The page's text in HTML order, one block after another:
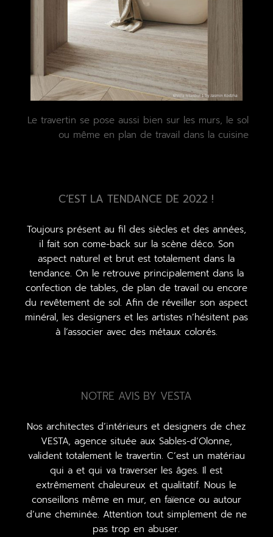
Le travertin se pose aussi bien sur les murs, le sol
ou même en plan de travail dans la cuisine
C’EST LA TENDANCE DE 2022 !
Toujours présent au fil des siècles et des années,
il fait son come-back sur la scène déco. Son
aspect naturel et brut est totalement dans la
tendance. On le retrouve principalement dans la
confection de tables, de plan de travail ou encore
du revêtement de sol. Afin de réveiller son aspect
minéral, les designers et les artistes n’hésitent pas
à l’associer avec des métaux colorés.
NOTRE AVIS BY VESTA
Nos architectes d’intérieurs et designers de chez
VESTA, agence située aux Sables-d’Olonne,
valident totalement le travertin. C’est un matériau
qui a et qui va traverser les âges. Il est
extrêmement chaleureux et qualitatif. Nous le
conseillons même en mur, en faïence ou autour
d’une cheminée. Attention tout simplement de ne
pas trop en abuser.